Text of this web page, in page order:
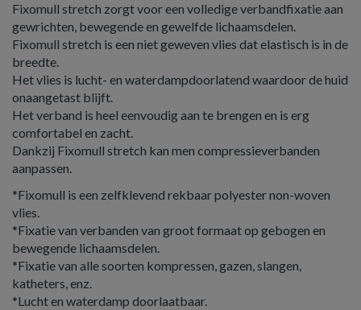
Fixomull stretch zorgt voor een volledige verbandfixatie aan
gewrichten, bewegende en gewelfde lichaamsdelen.
Fixomull stretch is een niet geweven vlies dat elastisch is in de
breedte.
Het vlies is lucht- en waterdampdoorlatend waardoor de huid
onaangetast blijft.
Het verband is heel eenvoudig aan te brengen en is erg
comfortabel en zacht.
Dankzij Fixomull stretch kan men compressieverbanden
aanpassen.
*Fixomull is een zelfklevend rekbaar polyester non-woven
vlies.
*Fixatie van verbanden van groot formaat op gebogen en
bewegende lichaamsdelen.
*Fixatie van alle soorten kompressen, gazen, slangen,
katheters, enz.
*Lucht en waterdamp doorlaatbaar.